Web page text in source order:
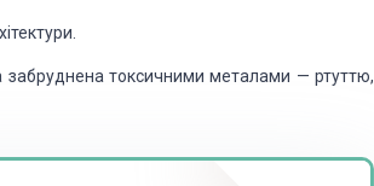
забруднена токсичними металами — ртуттю,